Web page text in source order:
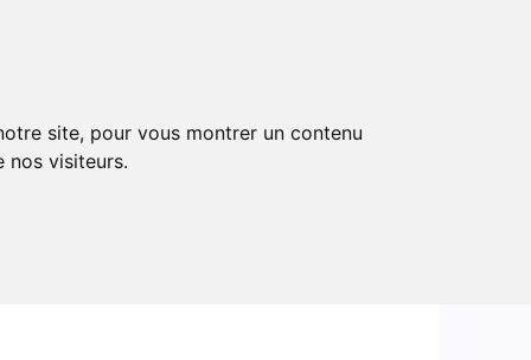
site, pour vous montrer un contenu
nos visiteurs.